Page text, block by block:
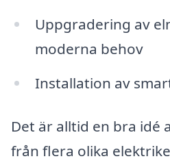
Uppgradering av
moderna behov
Installation av
Det är alltid en bra
från flera olika